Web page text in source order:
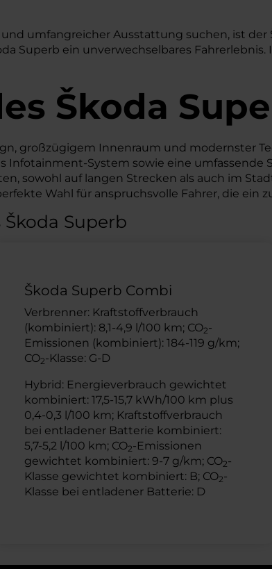
umfangreicher Ausstattung suchen, ist
Superb ein unverwechselbares
Škoda
großzügigem Innenraum und modernster
System sowie eine umfassende
sowohl auf langen Strecken als auch im
Wahl für anspruchsvolle Fahrer, die ein
Superb
Škoda Superb Combi
Verbrenner: Kraftstoffverbrauch
(kombiniert): 8,1-4,9 l/100 km; CO2-
Emissionen (kombiniert): 184-119 g/km;
CO2-Klasse: G-D
Hybrid: Energieverbrauch gewichtet
kombiniert: 17,5-15,7 kWh/100 km plus
0,4-0,3 l/100 km; Kraftstoffverbrauch
bei entladener Batterie kombiniert:
5,7-5,2 l/100 km; CO2-Emissionen
gewichtet kombiniert: 9-7 g/km; CO2-
Klasse gewichtet kombiniert: B; CO2-
Klasse bei entladener Batterie: D